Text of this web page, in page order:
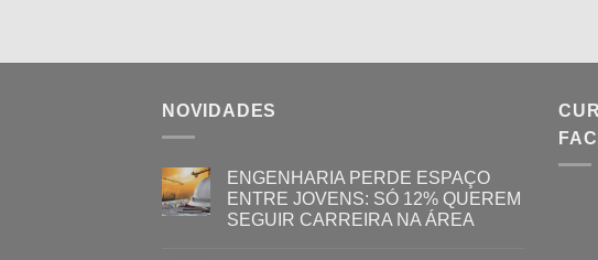
NOVIDADES
ENGENHARIA PERDE ESPAÇO
ENTRE JOVENS: SÓ 12% QUEREM
SEGUIR CARREIRA NA ÁREA